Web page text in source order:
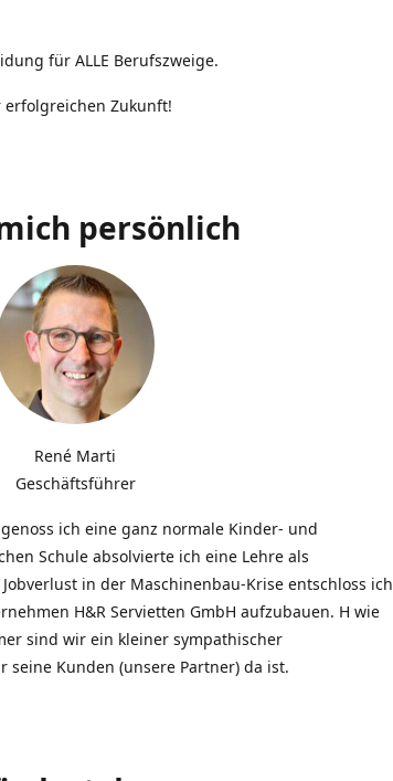
für ALLE Berufszweige.
Zukunft!
persönlich
René Marti
Geschäftsführer
ich eine ganz normale Kinder- und
Schule absolvierte ich eine Lehre als
in der Maschinenbau-Krise entschloss ich
H&R Servietten GmbH aufzubauen. H wie
sind wir ein kleiner sympathischer
Kunden (unsere Partner) da ist.